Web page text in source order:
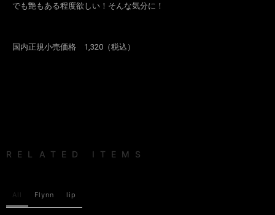
でも艶もある程度欲しい！そんな気分に！
国内正規小売価格 1,320（税込）
RELATED ITEMS
All Flynn lip